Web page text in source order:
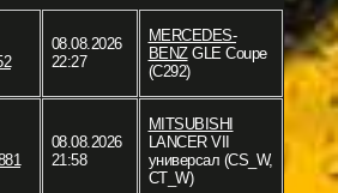
08.08.2026
22:27
MERCEDES-
BENZGLE Coupe
(C292)
08.08.2026
21:58
MITSUBISHI
LANCER VII
универсал (CS_W,
CT_W)